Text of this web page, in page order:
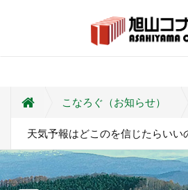
こなろぐ（お知らせ）
天気予報はどこのを信じたらいい